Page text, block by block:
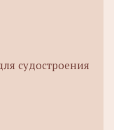
судостроения